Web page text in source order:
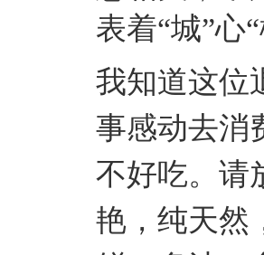
表着“城”心
我知道这位
事感动去消
不好吃。请
艳，纯天然